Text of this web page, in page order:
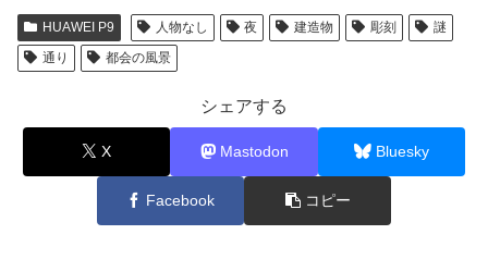
HUAWEI P9 人物なし 夜 建造物 彫刻
謎
通り
都会の風景
シェアする
X Mastodon Bluesky
Facebook コピー